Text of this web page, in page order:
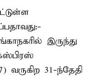
இருந்து
வருகிற 31-ந்தேதி